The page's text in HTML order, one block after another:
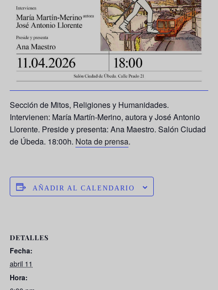
Sección de Mitos, Religiones y Humanidades.
Intervienen: María Martín-Merino, autora y José Antonio
Llorente. Preside y presenta: Ana Maestro. Salón Ciudad
de Úbeda. 18:00h. Nota de prensa.
AÑADIR AL CALENDARIO
DETALLES
Fecha:
abril 11
Hora: